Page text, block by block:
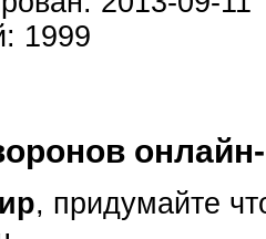
1999
, придумайте